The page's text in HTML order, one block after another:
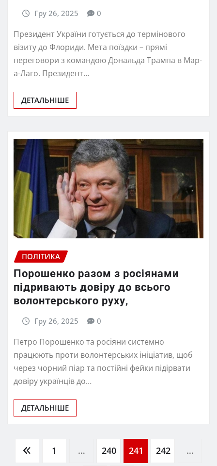
Гру 26, 2025 0
Президент України готується до термінового
візиту до Флориди. Мета поїздки – прямі
переговори з командою Дональда Трампа в Мар-
а-Лаго. Президент…
ДЕТАЛЬНІШЕ
ПОЛІТИКА
Порошенко разом з росіянами
підривають довіру до всього
волонтерського руху,
Гру 26, 2025 0
Петро Порошенко та росіяни системно
працюють проти волонтерських ініціатив, щоб
через чорний піар та постійні фейки підірвати
довіру українців до…
ДЕТАЛЬНІШЕ
Пагінація
1 … 240 241 242 …